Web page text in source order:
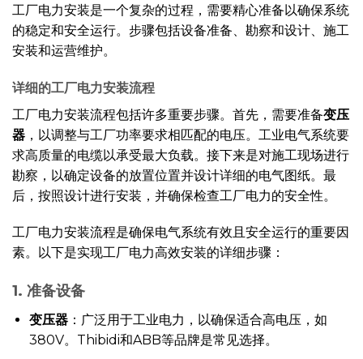
工厂电力安装是一个复杂的过程，需要精心准备以确保系统
的稳定和安全运行。步骤包括设备准备、勘察和设计、施工
安装和运营维护。
详细的工厂电力安装流程
工厂电力安装流程包括许多重要步骤。首先，需要准备变压
器 ，以调整与工厂功率要求相匹配的电压。工业电气系统要
求高质量的电缆以承受最大负载。接下来是对施工现场进行
勘察，以确定设备的放置位置并设计详细的电气图纸。最
后，按照设计进行安装，并确保检查工厂电力的安全性。
工厂电力安装流程是确保电气系统有效且安全运行的重要因
素。以下是实现工厂电力高效安装的详细步骤：
1. 准备设备
变压器：广泛用于工业电力，以确保适合高电压，如
380V。Thibidi和ABB等品牌是常见选择。